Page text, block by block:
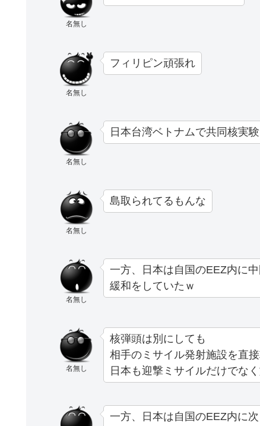
名無し
名無し
フィリピン頑張れ
名無し
日本台湾ベトナムで共同核実
名無し
島取られてるもんな
名無し
一方、日本は自国のEEZ内に
緩和をしていたｗ
名無し
核弾頭は別にしても
相手のミサイル発射施設を直
日本も迎撃ミサイルだけでな
一方、日本は自国のEEZ内に